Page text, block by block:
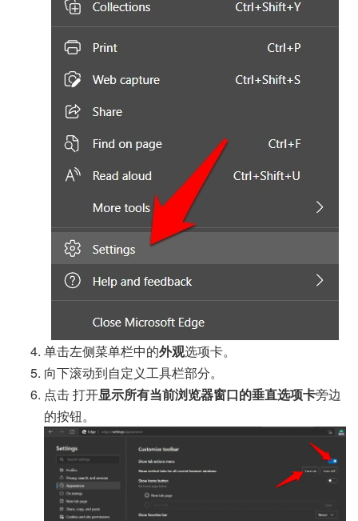
单击左侧菜单栏中的外观选项卡。
向下滚动到自定义工具栏部分。
点击打开显示所有当前浏览器窗口的垂直选项卡旁边
的按钮。